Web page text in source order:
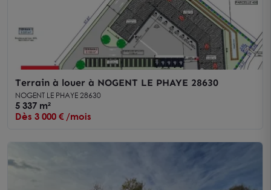
Terrain à louer à NOGENT LE PHAYE 28630
NOGENT LE PHAYE 28630
5 337 m²
Dès 3 000 € /mois